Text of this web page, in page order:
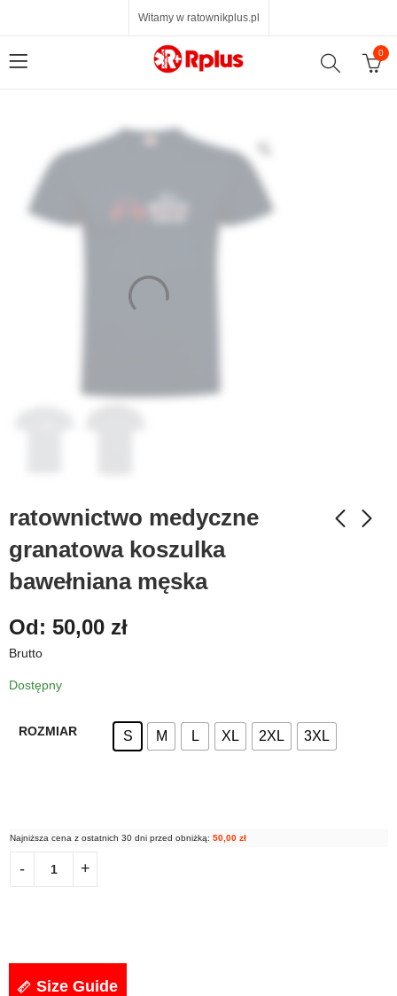
Witamy w ratownikplus.pl
0
ratownictwo medyczne
granatowa koszulka
bawełniana męska
Od: 50,00 zł
Brutto
Dostępny
ROZMIAR S M L XL 2XL 3XL
Najniższa cena z ostatnich 30 dni przed obniżką: 50,00 zł
Size Guide